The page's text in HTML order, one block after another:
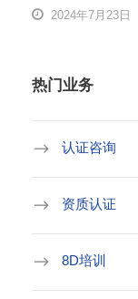
2024年7月23日
热门业务
认证咨询
资质认证
8D培训